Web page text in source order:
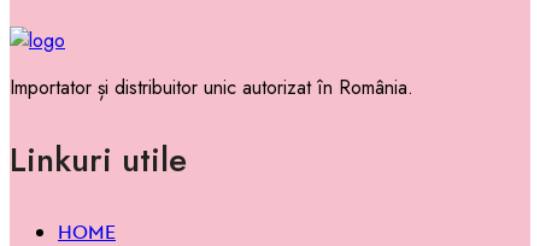
Importator și distribuitor unic autorizat în România.
Linkuri utile
Home